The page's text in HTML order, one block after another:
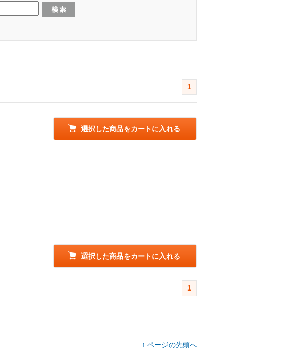
1
選択した商品をカートに入れる
選択した商品をカートに入れる
1
↑ ページの先頭へ